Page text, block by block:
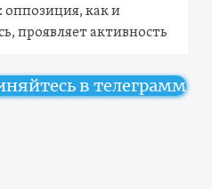
как и
проявляет активность
в телеграмм